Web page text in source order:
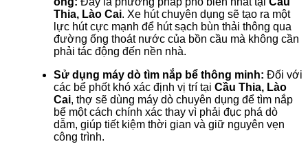
Thia, Lào Cai. Xe hút chuyên dụng sẽ tạo ra một
lực hút cực mạnh để hút sạch bùn thải thông qua
đường ống thoát nước của bồn cầu mà không cần
phải tác động đến nền nhà.
Sử dụng máy dò tìm nắp bể thông minh: Đối với
các bể phốt khó xác định vị trí tại Cầu Thia, Lào
Cai, thợ sẽ dùng máy dò chuyên dụng để tìm nắp
bể một cách chính xác thay vì phải đục phá dò
dẫm, giúp tiết kiệm thời gian và giữ nguyên vẹn
công trình.